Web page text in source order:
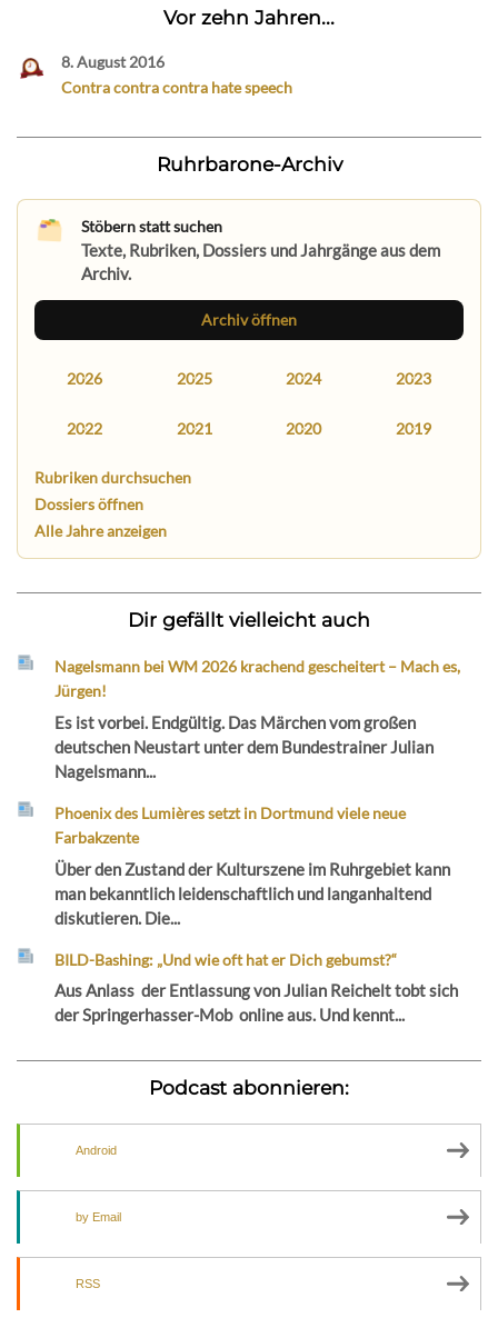
Vor zehn Jahren...
8. August 2016
Contra contra contra hate speech
Ruhrbarone-Archiv
Stöbern statt suchen
Texte, Rubriken, Dossiers und Jahrgänge aus dem
Archiv.
Archiv öffnen
2026 2025 2024 2023
2022 2021 2020 2019
Rubriken durchsuchen
Dossiers öffnen
Alle Jahre anzeigen
Dir gefällt vielleicht auch
Nagelsmann bei WM 2026 krachend gescheitert – Mach es,
Jürgen!
Es ist vorbei. Endgültig. Das Märchen vom großen
deutschen Neustart unter dem Bundestrainer Julian
Nagelsmann...
Phoenix des Lumières setzt in Dortmund viele neue
Farbakzente
Über den Zustand der Kulturszene im Ruhrgebiet kann
man bekanntlich leidenschaftlich und langanhaltend
diskutieren. Die...
BILD-Bashing: „Und wie oft hat er Dich gebumst?“
Aus Anlass der Entlassung von Julian Reichelt tobt sich
der Springerhasser-Mob online aus. Und kennt...
Podcast abonnieren:
Android
by Email
RSS